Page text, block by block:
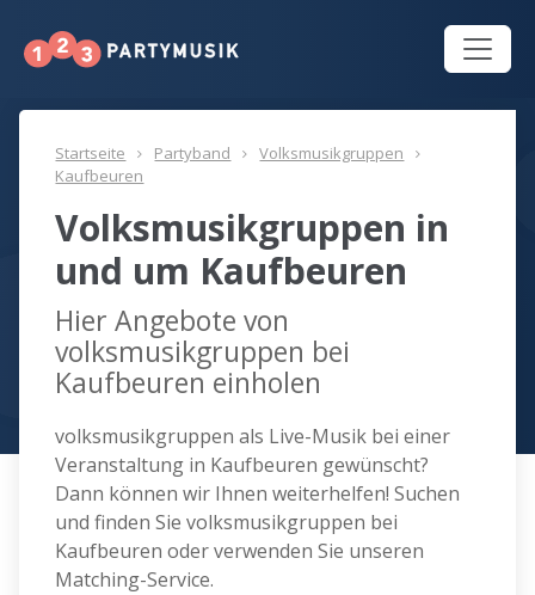
Startseite Partyband
Volksmusikgruppen
Kaufbeuren
Volksmusikgruppen in
und um Kaufbeuren
Hier Angebote von
volksmusikgruppen bei
Kaufbeuren einholen
volksmusikgruppen als Live-Musik bei einer
Veranstaltung in Kaufbeuren gewünscht?
Dann können wir Ihnen weiterhelfen! Suchen
und finden Sie volksmusikgruppen bei
Kaufbeuren oder verwenden Sie unseren
Matching-Service.